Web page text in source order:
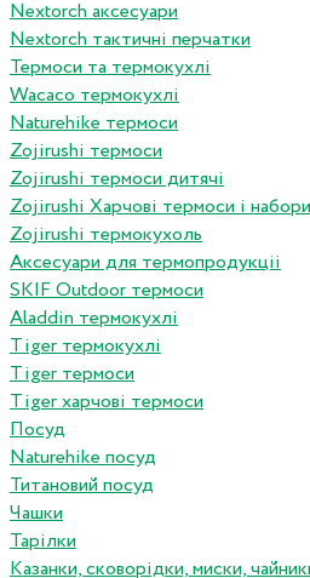
Nextorch аксесуари
Nextorch тактичні перчатки
Термоси та термокухлі
Wacaco термокухлі
Naturehike термоси
Zojirushi термоси
Zojirushi термоси дитячі
Zojirushi Харчові термоси і
Zojirushi термокухоль
Аксесуари для термопродукціі
SKIF Outdoor термоси
Aladdin термокухлі
Tiger термокухлі
Tiger термоси
Tiger харчові термоси
Посуд
Naturehike посуд
Титановий посуд
Чашки
Тарілки
Казанки, сковорідки, миски,